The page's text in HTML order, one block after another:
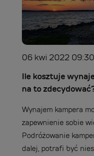
06 kwi 2022 09:30
Ile kosztuje
na to
Wynajem kampera
zapewnienie sobie
Podróżowanie
dalej, potrafi być